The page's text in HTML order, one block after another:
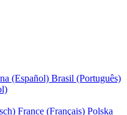
(Español) Brasil (Português)
France (Français) Polska